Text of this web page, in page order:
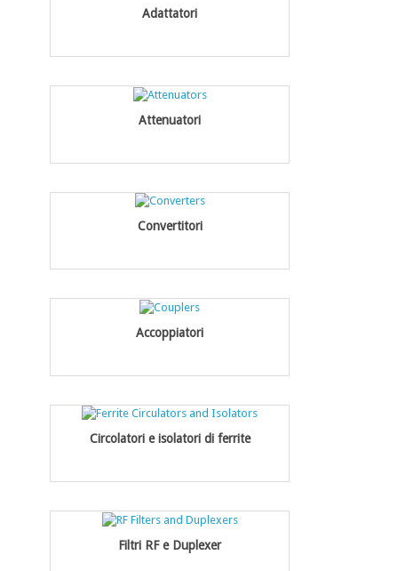
Adattatori
Attenuatori
Convertitori
Accoppiatori
Circolatori e isolatori di ferrite
Filtri RF e Duplexer